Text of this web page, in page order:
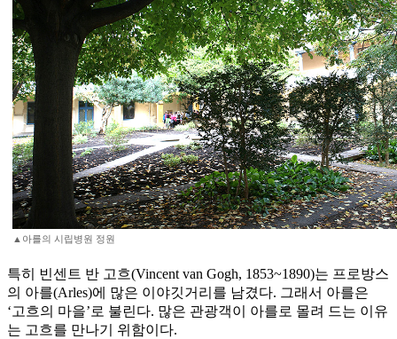
▲아를의 시립병원 정원
특히 빈센트 반 고흐(Vincent van Gogh, 1853~1890)는 프로방스
의 아를(Arles)에 많은 이야깃거리를 남겼다. 그래서 아를은
‘고흐의 마을’로 불린다. 많은 관광객이 아를로 몰려 드는 이유
는 고흐를 만나기 위함이다.